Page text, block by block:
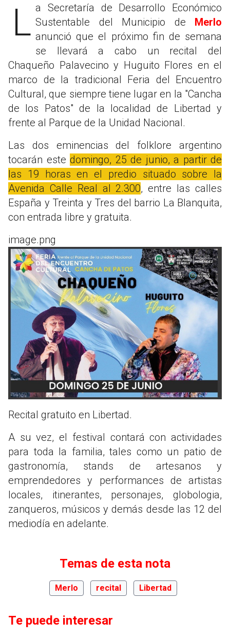
La Secretaría de Desarrollo Económico Sustentable del Municipio de Merlo
anunció que el próximo fin de semana
se llevará a cabo un recital del
Chaqueño Palavecino y Huguito Flores en el
marco de la tradicional Feria del Encuentro
Cultural, que siempre tiene lugar en la "Cancha
de los Patos" de la localidad de Libertad y
frente al Parque de la Unidad Nacional.
Las dos eminencias del folklore argentino
tocarán este domingo, 25 de junio, a partir de
las 19 horas en el predio situado sobre la
Avenida Calle Real al 2.300, entre las calles
España y Treinta y Tres del barrio La Blanquita,
con entrada libre y gratuita.
image.png
Recital gratuito en Libertad.
A su vez, el festival contará con actividades
para toda la familia, tales como un patio de
gastronomía, stands de artesanos y
emprendedores y performances de artistas
locales, itinerantes, personajes, globologia,
zanqueros, músicos y demás desde las 12 del
mediodía en adelante.
Temas de esta nota
Merlo recital Libertad
Te puede interesar